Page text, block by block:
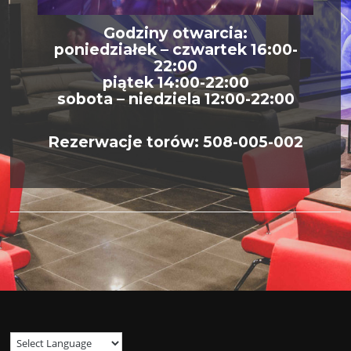
Godziny otwarcia:
poniedziałek – czwartek 16:00-
22:00
piątek 14:00-22:00
sobota – niedziela 12:00-22:00
Rezerwacje torów: 508-005-002